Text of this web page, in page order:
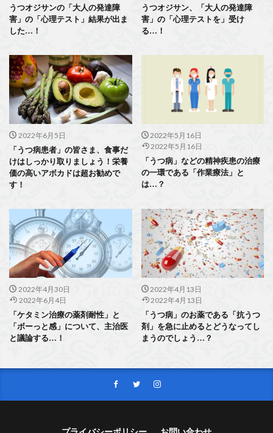
うつオジサンの「大人の発達障
害」の「心理テスト」結果が出ま
した…！
うつオジサン、「大人の発達障
害」の「心理テストを」受け
る…！
2022年6月5日
「うつ病患者」の皆さま、食事だ
けはしっかり取りましょう！栄養
価の高いアボカドは超お勧めで
す！
2022年5月16日
2022年5月16日
「うつ病」などの精神疾患の治療
の一環である「作業療法」と
は…？
2022年4月30日
2022年6月4日
「ケタミン治療の薬剤耐性」と
「ボーっと感」について、主治医
と議論する…！
2022年4月13日
2022年4月13日
「うつ病」のお薬である「抗うつ
剤」を急に止めるとどうなってし
まうのでしょう…？